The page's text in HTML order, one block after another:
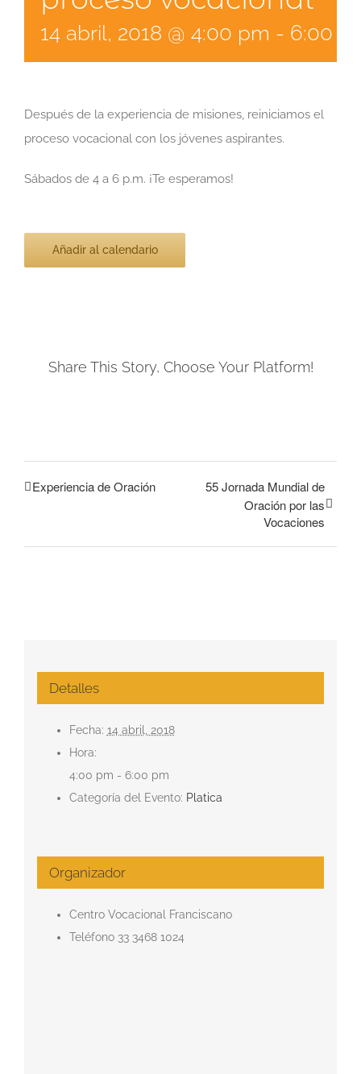
14 abril, 2018 @ 4:00 pm - 6:00
Después de la experiencia de misiones, reiniciamos el
proceso vocacional con los jóvenes aspirantes.
Sábados de 4 a 6 p.m. ¡Te esperamos!
Añadir al calendario
Share This Story, Choose Your Platform!
Experiencia de Oración
55 Jornada Mundial de
Oración por las
Vocaciones
Detalles
Fecha: 14 abril, 2018
Hora:
4:00 pm - 6:00 pm
Categoría del Evento: Platica
Organizador
Centro Vocacional Franciscano
Teléfono 33 3468 1024